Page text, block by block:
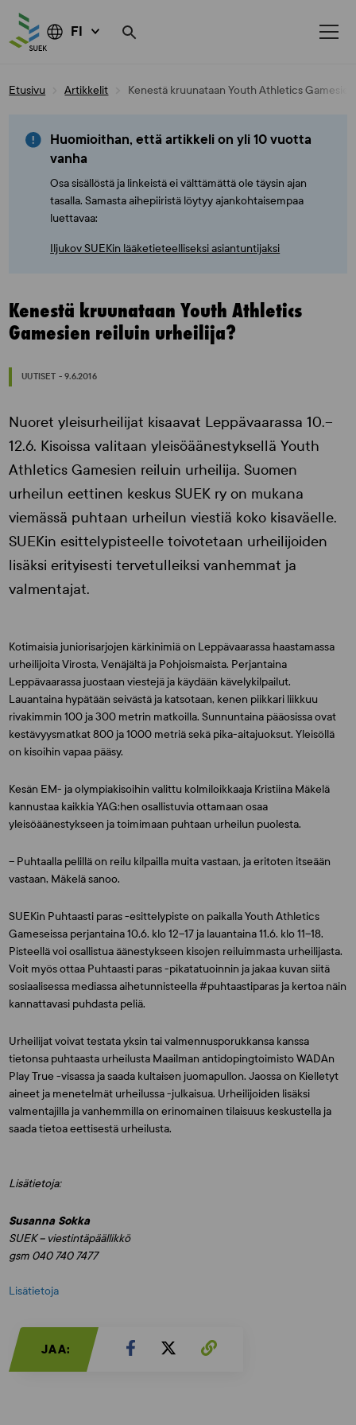
FI
Etusivu Artikkelit Kenestä kruunataan Youth Athletics
Huomioithan, että artikkeli on yli 10 vuotta
vanha
Osa sisällöstä ja linkeistä ei välttämättä ole täysin ajan
tasalla. Samasta aihepiiristä löytyy ajankohtaisempaa
luettavaa:
Iljukov SUEKin lääketieteelliseksi asiantuntijaksi
Kenestä kruunataan Youth Athletics
Gamesien reiluin urheilija?
UUTISET - 9.6.2016
Nuoret yleisurheilijat kisaavat Leppävaarassa 10.–
12.6. Kisoissa valitaan yleisöäänestyksellä Youth
Athletics Gamesien reiluin urheilija. Suomen
urheilun eettinen keskus SUEK ry on mukana
viemässä puhtaan urheilun viestiä koko kisaväelle.
SUEKin esittelypisteelle toivotetaan urheilijoiden
lisäksi erityisesti tervetulleiksi vanhemmat ja
valmentajat.
Kotimaisia juniorisarjojen kärkinimiä on Leppävaarassa haastamassa
urheilijoita Virosta, Venäjältä ja Pohjoismaista. Perjantaina
Leppävaarassa juostaan viestejä ja käydään kävelykilpailut.
Lauantaina hypätään seivästä ja katsotaan, kenen piikkari liikkuu
rivakimmin 100 ja 300 metrin matkoilla. Sunnuntaina pääosissa ovat
kestävyysmatkat 800 ja 1000 metriä sekä pika-aitajuoksut. Yleisöllä
on kisoihin vapaa pääsy.
Kesän EM- ja olympiakisoihin valittu kolmiloikkaaja Kristiina Mäkelä
kannustaa kaikkia YAG:hen osallistuvia ottamaan osaa
yleisöäänestykseen ja toimimaan puhtaan urheilun puolesta.
– Puhtaalla pelillä on reilu kilpailla muita vastaan, ja eritoten itseään
vastaan, Mäkelä sanoo.
SUEKin Puhtaasti paras -esittelypiste on paikalla Youth Athletics
Gameseissa perjantaina 10.6. klo 12–17 ja lauantaina 11.6. klo 11–18.
Pisteellä voi osallistua äänestykseen kisojen reiluimmasta urheilijasta.
Voit myös ottaa Puhtaasti paras -pikatatuoinnin ja jakaa kuvan siitä
sosiaalisessa mediassa aihetunnisteella #puhtaastiparas ja kertoa näin
kannattavasi puhdasta peliä.
Urheilijat voivat testata yksin tai valmennusporukkansa kanssa
tietonsa puhtaasta urheilusta Maailman antidopingtoimisto WADAn
Play True -visassa ja saada kultaisen juomapullon. Jaossa on Kielletyt
aineet ja menetelmät urheilussa -julkaisua. Urheilijoiden lisäksi
valmentajilla ja vanhemmilla on erinomainen tilaisuus keskustella ja
saada tietoa eettisestä urheilusta.
Lisätietoja:
Susanna Sokka
SUEK – viestintäpäällikkö
gsm 040 740 7477
Lisätietoja
JAA: